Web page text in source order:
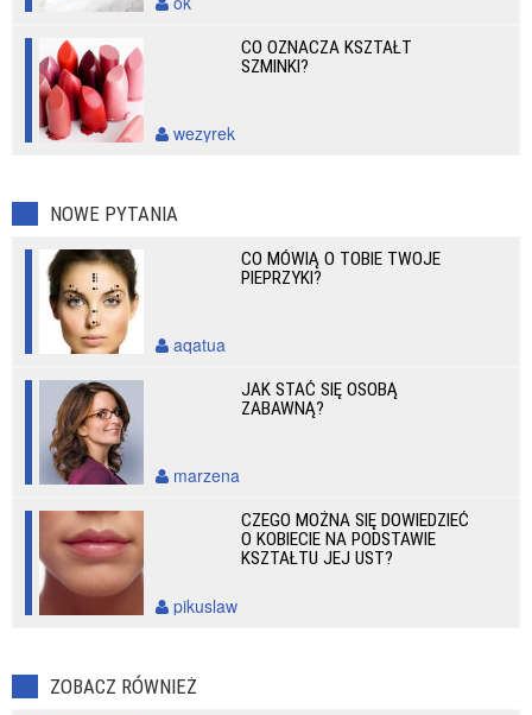
CO OZNACZA KSZTAŁT
SZMINKI?
wezyrek
NOWE PYTANIA
CO MÓWIĄ O TOBIE TWOJE
PIEPRZYKI?
aqatua
JAK STAĆ SIĘ OSOBĄ
ZABAWNĄ?
marzena
CZEGO MOŻNA SIĘ DOWIEDZIEĆ
O KOBIECIE NA PODSTAWIE
KSZTAŁTU JEJ UST?
pikuslaw
ZOBACZ RÓWNIEŻ